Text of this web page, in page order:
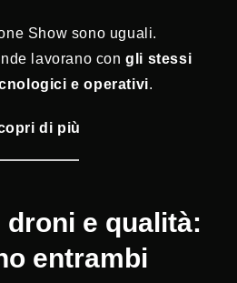
Show sono uguali.
lavorano congli stessi
e operativi.
di più
droni e qualità:
entrambi